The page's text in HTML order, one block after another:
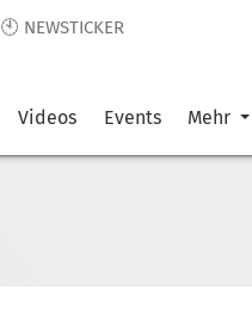
🕙 NEWSTICKER
Videos Events Mehr